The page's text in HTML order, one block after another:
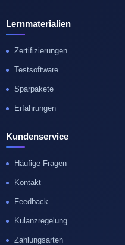
Lernmaterialien
Zertifizierungen
Testsoftware
Sparpakete
Erfahrungen
Kundenservice
Häufige Fragen
Kontakt
Feedback
Kulanzregelung
Zahlungsarten